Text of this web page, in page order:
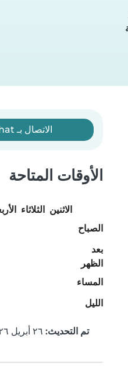
الاتصال بـ Aishat
الأوقات المتاحة
الاثنين الثلاثاء
الصباح
بعد
الظهر
المساء
الليل
تم التحديث: